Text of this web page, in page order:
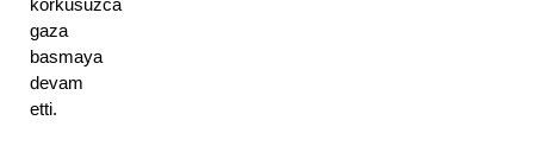
korkusuzca
gaza
basmaya
devam
etti.